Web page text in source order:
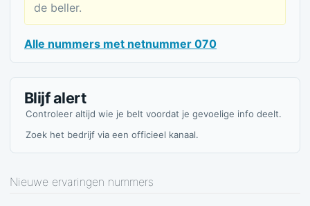
de beller.
Alle nummers met netnummer 070
Blijf alert
Controleer altijd wie je belt voordat je gevoelige info deelt.
Zoek het bedrijf via een officieel kanaal.
Nieuwe ervaringen nummers